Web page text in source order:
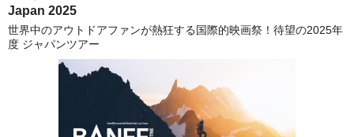
Japan 2025
世界中のアウトドアファンが熱狂する国際的映画祭！待望の2025年
度 ジャパンツアー